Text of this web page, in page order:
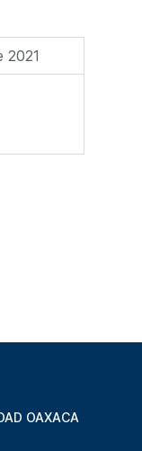
2021
OAXACA